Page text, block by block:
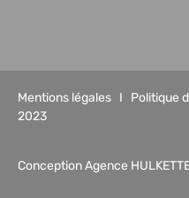
Mentions légales I Politique
2023
Conception Agence